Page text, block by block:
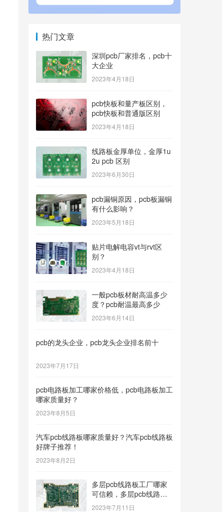
热门文章
深圳pcb厂家排名，pcb十
大企业
2023年4月18日
pcb快板和量产板区别，
pcb快板和普通版区别
2023年4月18日
线路板金厚单位，金厚1u
2u pcb 区别
2023年6月30日
pcb漏铜原因，pcb板漏铜
有什么影响？
2023年5月18日
贴片电解电容vt与rvt区
别？
2023年4月18日
一般pcb板材耐高温多少
度？pcb耐温最高多少
2023年6月14日
pcb的龙头企业，pcb龙头企业排名前十
2023年7月17日
pcb电路板加工哪家价格低，pcb电路板加工
哪家质量好？
2023年8月5日
汽车pcb线路板哪家质量好？汽车pcb线路板
好牌子推荐！
2023年8月2日
多层pcb线路板工厂哪家
可信赖，多层pcb线路板
工厂哪个牌子质量好
2023年7月11日